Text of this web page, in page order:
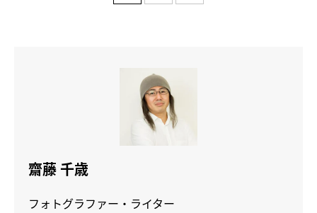
齋藤 千歳
フォトグラファー・ライター